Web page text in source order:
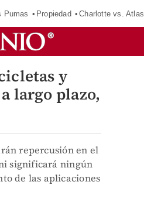
Pumas Propiedad Charlotte vs. Atlas
y
largo plazo,
repercusión en el
significará ningún
de las aplicaciones